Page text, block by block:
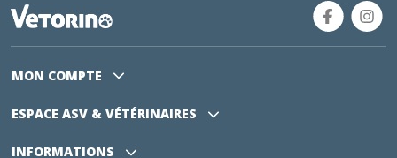
MON COMPTE
ESPACE ASV & VÉTÉRINAIRES
INFORMATIONS